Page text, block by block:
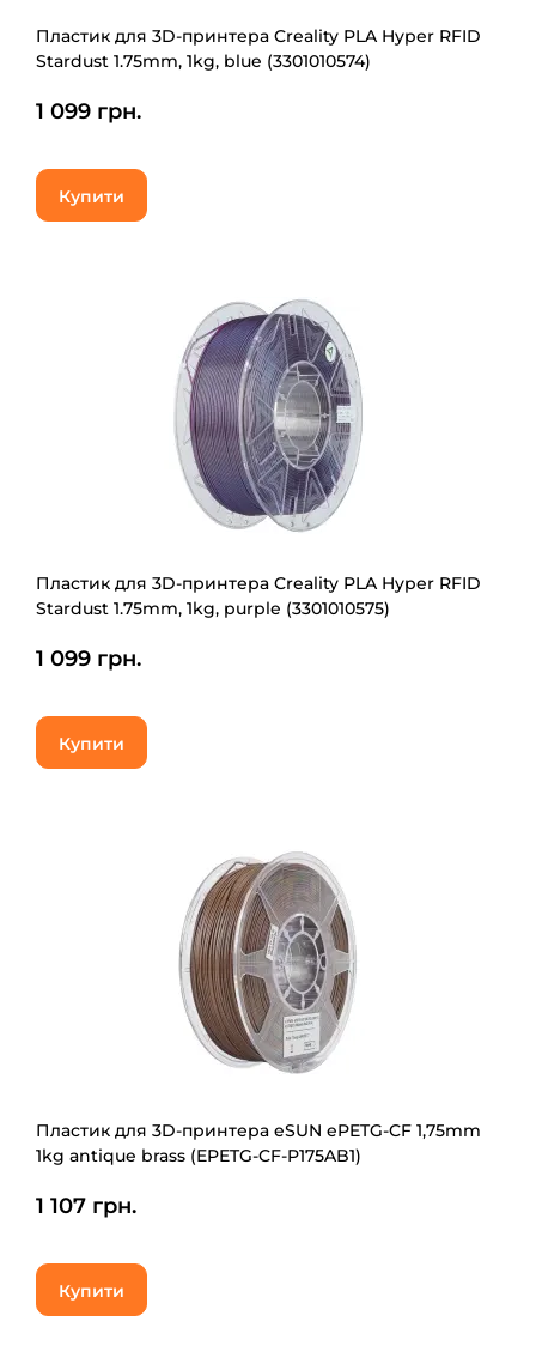
Пластик для 3D-принтера Creality PLA Hyper RFID
Stardust 1.75mm, 1kg, blue (3301010574)
1 099 грн.
Купити
Пластик для 3D-принтера Creality PLA Hyper RFID
Stardust 1.75mm, 1kg, purple (3301010575)
1 099 грн.
Купити
Пластик для 3D-принтера eSUN ePETG-CF 1,75mm
1kg antique brass (EPETG-CF-P175AB1)
1 107 грн.
Купити